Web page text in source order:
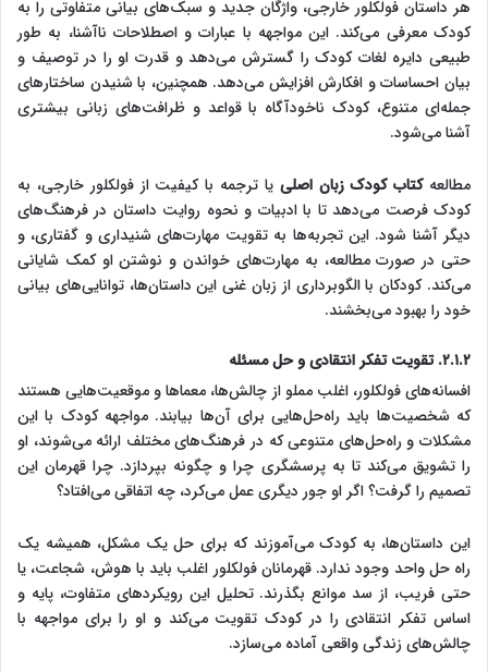
هر داستان فولکلور خارجی، واژگان جدید و سبک‌های بیانی متفاوتی را به
کودک معرفی می‌کند. این مواجهه با عبارات و اصطلاحات ناآشنا، به طور
طبیعی دایره لغات کودک را گسترش می‌دهد و قدرت او را در توصیف و
بیان احساسات و افکارش افزایش می‌دهد. همچنین، با شنیدن ساختارهای
جمله‌ای متنوع، کودک ناخودآگاه با قواعد و ظرافت‌های زبانی بیشتری
آشنا می‌شود.
مطالعهکتاب کودک زبان اصلی یا ترجمه با کیفیت از فولکلور خارجی، به
کودک فرصت می‌دهد تا با ادبیات و نحوه روایت داستان در فرهنگ‌های
دیگر آشنا شود. این تجربه‌ها به تقویت مهارت‌های شنیداری و گفتاری، و
حتی در صورت مطالعه، به مهارت‌های خواندن و نوشتن او کمک شایانی
می‌کند. کودکان با الگوبرداری از زبان غنی این داستان‌ها، توانایی‌های بیانی
خود را بهبود می‌بخشند.
۲.۱.۲. تقویت تفکر انتقادی و حل مسئله
افسانه‌های فولکلور، اغلب مملو از چالش‌ها، معماها و موقعیت‌هایی هستند
که شخصیت‌ها باید راه‌حل‌هایی برای آن‌ها بیابند. مواجهه کودک با این
مشکلات و راه‌حل‌های متنوعی که در فرهنگ‌های مختلف ارائه می‌شوند، او
را تشویق می‌کند تا به پرسشگری چرا و چگونه بپردازد. چرا قهرمان این
تصمیم را گرفت؟ اگر او جور دیگری عمل می‌کرد، چه اتفاقی می‌افتاد؟
این داستان‌ها، به کودک می‌آموزند که برای حل یک مشکل، همیشه یک
راه حل واحد وجود ندارد. قهرمانان فولکلور اغلب باید با هوش، شجاعت، یا
حتی فریب، از سد موانع بگذرند. تحلیل این رویکردهای متفاوت، پایه و
اساس تفکر انتقادی را در کودک تقویت می‌کند و او را برای مواجهه با
چالش‌های زندگی واقعی آماده می‌سازد.